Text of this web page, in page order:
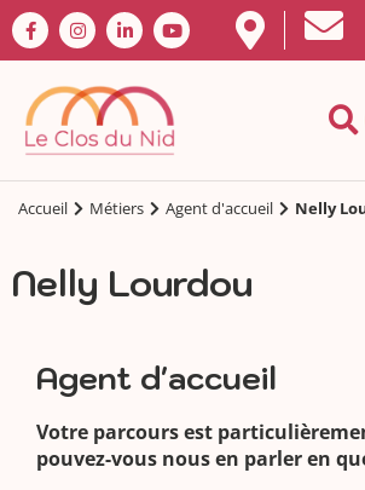
Accueil Métiers Agent d'accueil Nelly
Nelly Lourdou
Agent d'accueil
Votre parcours est
pouvez-vous nous en parler en